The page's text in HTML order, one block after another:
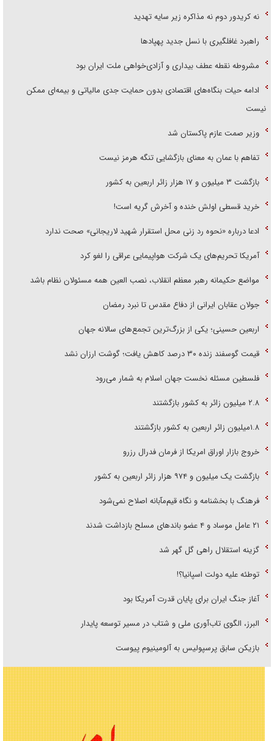
نه کریدور دوم نه مذاکره زیر سایه تهدید
راهبرد غافلگیری با نسل جدید پهپاد‌ها
مشروطه نقطه عطف بیداری و آزادی‌خواهی ملت ایران بود
ادامه حیات بنگاه‌های اقتصادی بدون حمایت جدی مالیاتی و بیمه‌ای ممکن
نیست
وزیر صمت عازم پاکستان شد
تفاهم با عمان به معنای بازگشایی تنگه هرمز نیست
بازگشت ۳ میلیون و ۱۷ هزار زائر اربعین به کشور
خرید قسطی اولش خنده و آخرش گریه است!
ادعا درباره «نحوه رد زنی محل استقرار شهید لاریجانی» صحت ندارد
آمریکا تحریم‌های یک شرکت هواپیمایی عراقی را لغو کرد
مواضع حکیمانه رهبر معظم انقلاب، نصب العین همه مسئولان نظام باشد
جولان عقابان ایرانی از دفاع مقدس تا نبرد رمضان
اربعین حسینی؛ یکی از بزرگ‌ترین تجمع‌های سالانه جهان
قیمت گوسفند زنده ۳۰ درصد کاهش یافت؛ گوشت ارزان نشد
فلسطین مسئله نخست جهان اسلام به شمار می‌رود
۲.۸ میلیون زائر به کشور بازگشتند
۱.۸میلیون زائر اربعین به کشور بازگشتند
خروج بازار اوراق امریکا از فرمان فدرال رزرو
بازگشت یک میلیون و ۹۷۴ هزار زائر اربعین به کشور
فرهنگ با بخشنامه و نگاه قیم‌مآبانه اصلاح نمی‌شود
۲۱ عامل موساد و ۴ عضو باند‌های مسلح بازداشت شدند
گزینه استقلال راهی گل گهر شد
توطئه علیه دولت اسپانیا؟!
آغاز جنگ ایران برای پایان قدرت آمریکا بود
البرز، الگوی تاب‌آوری ملی و شتاب در مسیر توسعه پایدار
بازیکن سابق پرسپولیس به آلومینیوم پیوست